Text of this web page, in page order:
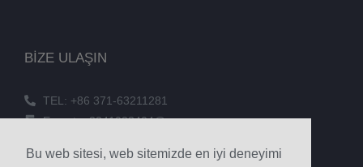
Bu web sitesi, web sitemizde en iyi deneyimi
BİZE ULAŞIN
TEL: +86 371-63211281
E-posta: 3241038404@qq.com
Telefon: +86 18039336686